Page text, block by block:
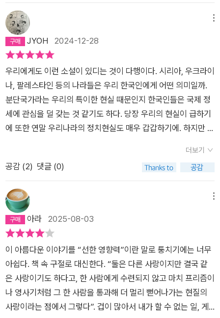
머물게 된다. 애나는 권은에게 아버지 콜린 앤더슨의 일생이 담긴
영상 제작을 부탁하게 되고, 권은은 파키슨병과 치매를 앓는 콜린
과의 마지막 인터뷰를 진행하며 게리와 콜린과의 불화의 이유를
알게 된다. 콜린은 제2차 세계대전 당시 독일의 드레스덴 지역에
폭탄을 투하하는 전투기 조종사였기에 아들 게리는 아버지가 얼
마나 많은 무고한 민간인을 죽게 만든 것인지 인정하지 못하는 것
에 분노하며 죽을 때까지 용서하지 못한다. 하지만 게리와 콜린의
상처와 분노를 너무나도 잘 알았던 애나는 권은을 통해 시리아 난
민인 살마를 딸처럼 보살펴 준다. 게리 앤더슨이 만든 다큐멘터리
품을 나르다 폭격을 맞아 죽게 되는 장면이 담기게 된다. 노먼 마
이어의 어머니 알마 마이어는 나치의 유대인 학살을 피해 미국으
로 도망가게 되는데, 알마의 연인이었던 장 베른은 목숨을 걸고
그녀의 이주를 도와주지만 알마가 자신의 아이를 갖게 되었다는
사실은 알지 못한 채 각자의 삶을 살아가게 된다. 노먼이 사람을
살리는 일에 투신하게 된 것은 아버지 장 베른의 영향이었고, 노
먼의 구호품 차량을 찍던 게리는 폐암 투병 중에도 분쟁 지역의
사진 촬형을 포기하지 않고 생을 마감하게 된다. 분쟁 지역에 대
한 관심과 염려가 아니었다면 결코 만날 일이 없었던 권은과 애나
와 살마와 나스차의 만남은 우리 삶의 우연성에 대한 고찰을 불러
일으킨다. 저자가 코멘터리북에서 언급한 것처럼 이번 작품을 마
무리하기 위해 방문했던 런던을 떠나며 내 생에서 다시는 이곳에
에 처한 한 사람 한 사람을 위해 기꺼이 손을 내미는 은은하지만
분명하게 울리는 그들의 멜로디를 들으며 역시 포기하지 않고 마
주하기 잘한 일이라는 생각이 들었고 승준에게서 받은 카메라로
인해 권은이 살아가듯 저 역시 이 소설로 읽음으로 인해 힘든 하
있는 유일한 것이기에.조해진작가님, 좋은 글을 읽게 해주셔서 정
말 감사합니다!
마를 영국에 정착할 수 있도록 초청장을 보내주며 도와준 애
나. 그리고 애나의 도움 아래 새로운 삶을 살게 된 살마.. 이 모두
는 각자 다른 나라에서 살아가고 있지만 서로를 향한 선의가 각자
서로를 살린다. 그리고 그 정점에는 <알마 마이어>의 미국계 유
대인으로 사람을 살리기 위해 구호 트럭을 만들고 가자 지구로 가
다 이스라엘 폭격으로 목숨을 잃은 노먼의 죽음이 있다. 소설 속
인물들은 모두 고민한다. 내전 지역의 사진을 찍으며 현실을 언론
에 고발하지만 자신의 작품이 정작 그들의 고통을 구경하게 만드
는 게 아닌지 고민하는 콜린과 권은. 그들의 사진이 현실을 바꾸
결국 승준이 아버지의 카메라를 몰래 훔쳐 권은에게 갖다 준 카메
라로 돌아간다. 작은 카메라지만 그 작은 선의가 권은에게 빛이
되었음을. 그러므로 권은은 승준에게 말한다. 어떤 상황이 오더라
도 사람을 살린 적이 있는 위대한 일을 한 사람이라는 사실을. 과
연 이 행위들이 무슨 의미가 있을까 라는 질문에 권은이 도왔던
살마가 난민 나스차를 조건 없이 영국의 비좁은 자기 집에 오도록
바꾸지 못한다. 하지만 그 작은 선의가 또 다른 사람을 작은 선의
로 이끌어주게 한다.평범한 우리가 할 수 있는 선의는 카메라를
주고 먹을 것을 가져다주거나 아니면 택시를 기다리는 아이 엄마
에게 택시를 양보하는 작은 선의밖에 할 수 없지만 그 작은 행위
는 한 사람을 꿈꾸게 하고 그 작은 행위는 열이 40도 가까이 되는
공습이 이어지는 도시에 남겨진 현실이 분명히 존재하는데 아이
가 아이일 동안에는 좋은 것만 감각하고 싶다는 당신 혼자만의 생
각이 대체 왜 중요한데? 인내심을 잃고 그런 질문을 쏟아낸다면
되리라. - 40- 살마를 만난 뒤부터 그녀는 사람을 찍는 것이 쉽
지 않았다. 확신할 수 없었으니까. 사진이 옳은지에 대해, 가령 배
고픈 사람이나 다친 사람에게, 혹은 가족이나 연인, 이웃이 죽
는 걸 목격한 적 있는 사람에게 카메라를 들이미는 것이 과연 맞
는 지에 대해...... 각자의 공간과 시간에서 그 사진을 접하게 될 익
명의 사람들이 사진 속 고통을 미술작품처럼 관람하는 것에 그치
거나 총알과 포탄이 부재한 자신의 현실에 오직 안도할 뿐이라
서도 더 이상 판단할 수 없게 됐다. 사진 한 장을 제대로 찍기 위
해서라면 기꺼이 감수했던 고생 - 분쟁 지역으로 가기 위해 지난
한 절차를 밟으며 여러 번 비행기를 갈아타야 했던 것이나 예
고 없이 수도와 전기가 끊기는 열악한 환경에서 잠을 설쳤
던 것, 무엇보다 언제라도 치명적으로 다치거나 죽을 수 있다
는 원초적인 공포를 이겨내려 애썼던 그 모든 지난 시간들이 결
국 타인의 고통 위에 세워진 모래성 같은 자기 만족에 불과
할 수 있다는 허무를 알게 해준 피사체가 그녀에게는 살마였던 셈
이다. - 55- 피사체와의 거리가 유지되어야 거리낌없이 촬영
JYOH 2024-12-28
우리에게도 이런 소설이 있디는 것이 다행이다. 시리아, 우크라이
나, 팔레스타인 등의 나라들은 우리 한국인에게 어떤 의미일까.
분단국가라는 우리의 특이한 현실 때문인지 한국인들은 국제 정
세에 관심을 덜 갖는 것 같기도 하다. 당장 우리의 현실이 급하기
에 또한 연말 우리나라의 정치현실도 매우 갑갑하기에. 하지만 이
은 계속 죽어가고 있다. 이익과는 상관없이 서로가 서로를 돕는
여러 관계들이 나오지만 권은작가와 승준의 관계가 가징 아름답
서로가 서로를 돕는 모습이 세상에서 가장 아름다운 모습이 아닐
까 하는 생각을 했다. 세상의 평화를 기원하며 연말에 읽기 좋은
책을 운좋게 읽게 되어 감사하다.
더보기
공감 (2) 댓글 (0)
아라 2025-08-03
이 아름다운 이야기를 “선한 영향력”이란 말로 퉁치기에는 너무
아쉽다. 책 속 구절로 대신한다. “둘은 다른 사랑이지만 결국 같
은 사랑이기도 하다고, 한 사람에게 수련되지 않고 마치 프리즘이
나 영사기처럼 그 한 사람을 통과해 더 멀리 뻗어나가는 현질의
사랑이라는 점에서 그렇다”. 겁이 많아서 내가 할 수 없는 일, 게